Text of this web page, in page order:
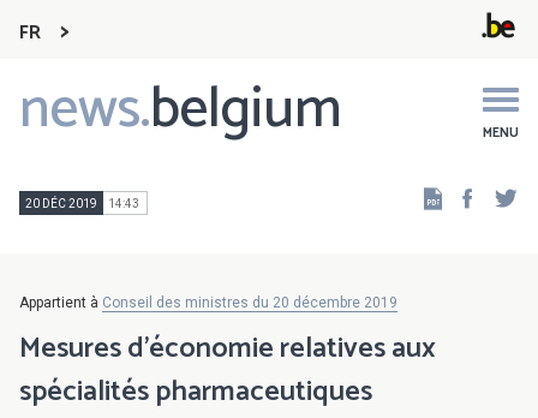
FR
news.belgium MENU
Main
navigation
20 DÉC 2019 14:43
Appartient à Conseil des ministres du 20 décembre 2019
Mesures d'économie relatives aux
spécialités pharmaceutiques